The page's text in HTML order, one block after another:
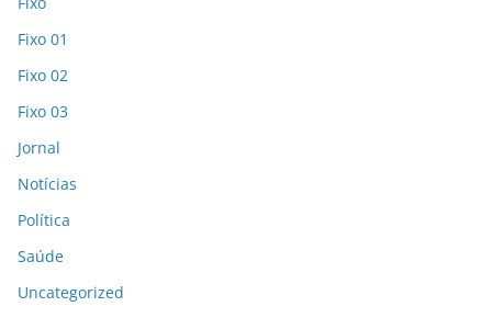
Fixo 01
Fixo 02
Fixo 03
Jornal
Notícias
Política
Saúde
Uncategorized